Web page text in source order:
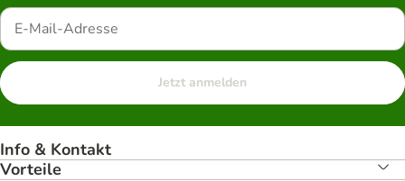
Jetzt anmelden
Info & Kontakt
Vorteile